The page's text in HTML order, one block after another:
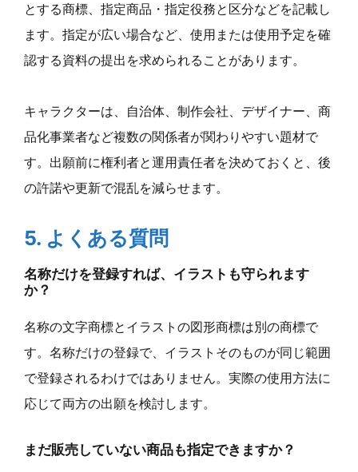
とする商標、指定商品・指定役務と区分などを記載し
ます。指定が広い場合など、使用または使用予定を確
認する資料の提出を求められることがあります。
キャラクターは、自治体、制作会社、デザイナー、商
品化事業者など複数の関係者が関わりやすい題材で
す。出願前に権利者と運用責任者を決めておくと、後
の許諾や更新で混乱を減らせます。
5. よくある質問
名称だけを登録すれば、イラストも守られます
か？
名称の文字商標とイラストの図形商標は別の商標で
す。名称だけの登録で、イラストそのものが同じ範囲
で登録されるわけではありません。実際の使用方法に
応じて両方の出願を検討します。
まだ販売していない商品も指定できますか？